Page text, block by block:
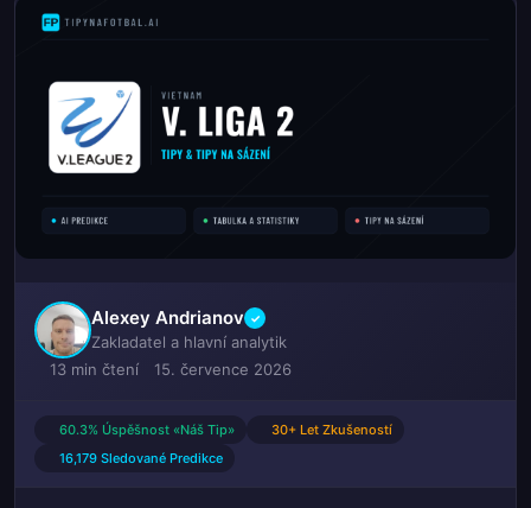
Alexey Andrianov ✓
Zakladatel a hlavní analytik
13 min čtení
15. července 2026
60.3% Úspěšnost «Náš Tip»
30+ Let Zkušeností
16,179 Sledované Predikce